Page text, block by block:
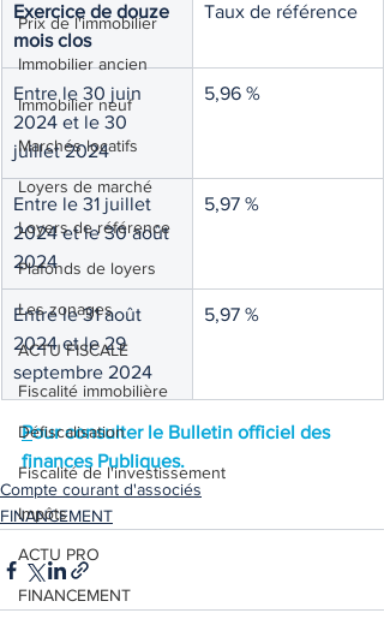
Prix de l'immobilier
Immobilier ancien
Immobilier neuf
Marchés locatifs
Loyers de marché
Loyers de référence
Plafonds de loyers
Les zonages
ACTU FISCALE
Fiscalité immobilière
Défiscalisation
Fiscalité de l'investissement
Impôts
ACTU PRO
FINANCEMENT
Exercice de douze
mois clos
Taux de référence
Entre le 30 juin
2024 et le 30
juillet 2024
5,96 %
Entre le 31 juillet
2024 et le 30 août
2024
5,97 %
Entre le 31 août
2024 et le 29
septembre 2024
5,97 %
Pour consulter le Bulletin officiel des
finances Publiques.
Compte courant d'associés
FINANCEMENT